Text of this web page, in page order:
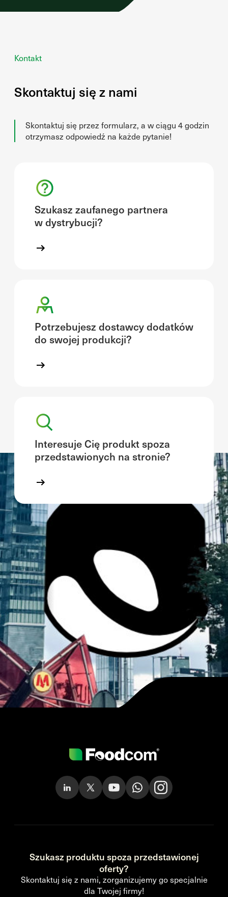
Kontakt
Skontaktuj się z nami
Skontaktuj się przez formularz, a w ciągu 4 godzin
otrzymasz odpowiedź na każde pytanie!
Szukasz zaufanego partnera
w dystrybucji?
Potrzebujesz dostawcy dodatków
do swojej produkcji?
Interesuje Cię produkt spoza
przedstawionych na stronie?
Szukasz produktu spoza przedstawionej
oferty?
Skontaktuj się z nami, zorganizujemy go specjalnie
dla Twojej firmy!